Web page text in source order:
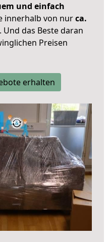
und einfach
innerhalb von nurca.
Und das Beste daran
Preisen
erhalten